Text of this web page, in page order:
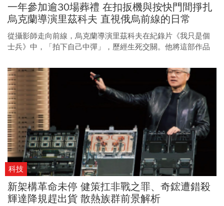
一年參加逾30場葬禮 在扣扳機與按快門間掙扎
烏克蘭導演里茲科夫 直視俄烏前線的日常
從攝影師走向前線，烏克蘭導演里茲科夫在紀錄片《我只是個
士兵》中，「拍下自己中彈」，歷經生死交關。他將這部作品
科技
新架構革命未停 健策扛非戰之罪、奇鋐遭錯殺
輝達降規趕出貨 散熱族群前景解析